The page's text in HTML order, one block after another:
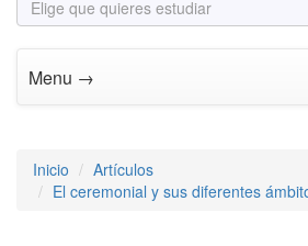
Menu →
Inicio
Artículos
El ceremonial y sus diferentes